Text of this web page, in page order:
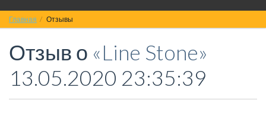
Спорт Фильмы
Красота Здоровье Остальное
Главная Отзывы
Отзыв о «Line Stone»
13.05.2020 23:35:39